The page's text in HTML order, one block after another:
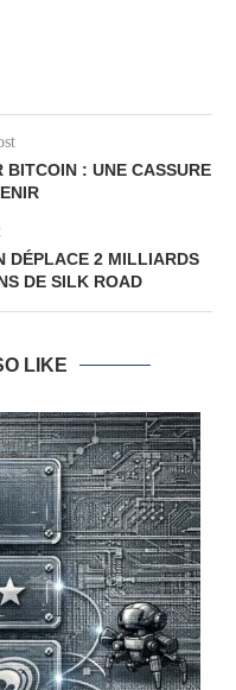
BITCOIN : UNE CASSURE
DÉPLACE 2 MILLIARDS
DE SILK ROAD
LIKE